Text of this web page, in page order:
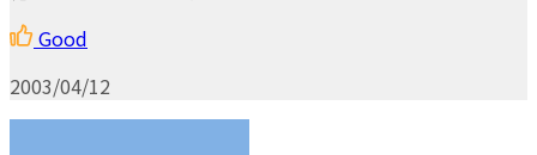
Good
2003/04/12